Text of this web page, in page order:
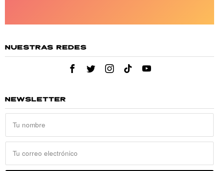
NUESTRAS REDES
NEWSLETTER